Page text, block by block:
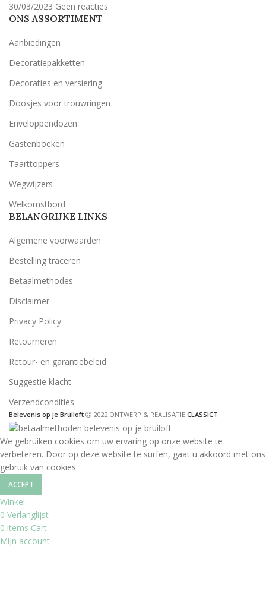
30/03/2023 Geen reacties
ONS ASSORTIMENT
Aanbiedingen
Decoratiepakketten
Decoraties en versiering
Doosjes voor trouwringen
Enveloppendozen
Gastenboeken
Taarttoppers
Wegwijzers
Welkomstbord
BELANGRIJKE LINKS
Algemene voorwaarden
Bestelling traceren
Betaalmethodes
Disclaimer
Privacy Policy
Retourneren
Retour- en garantiebeleid
Suggestie klacht
Verzendcondities
Belevenis op je Bruiloft 2022 ONTWERP & REALISATIE CLASSICT
We gebruiken cookies om uw ervaring op onze website te
verbeteren. Door op deze website te surfen, gaat u akkoord met ons
gebruik van cookies
ACCEPT
Winkel
0 Verlanglijst
0 items Cart
Mijn account